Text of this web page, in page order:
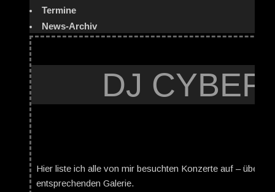
Termine
News-Archiv
DJ
Hier liste ich alle von mir besuchten Konzerte auf – über
entsprechenden Galerie.